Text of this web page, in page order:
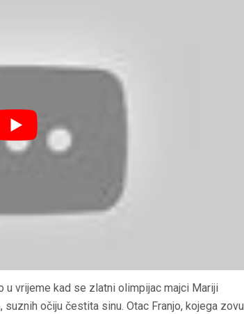
vrijeme kad se zlatni olimpijac majci Mariji
očiju čestita sinu. Otac Franjo, kojega zovu